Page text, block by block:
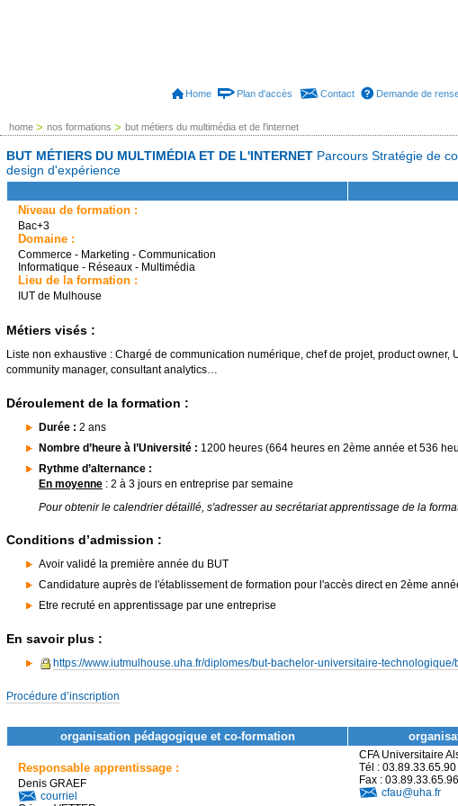
Home Plan d'accès Contact Demande de
home > nos formations > but métiers du multimédia et de l'internet
BUT MÉTIERS DU MULTIMÉDIA ET DE L'INTERNET Parcours Stratégie de
design d'expérience
Niveau de formation :
Bac+3
Domaine :
Commerce - Marketing - Communication
Informatique - Réseaux - Multimédia
Lieu de la formation :
IUT de Mulhouse
Métiers visés :
Liste non exhaustive : Chargé de communication numérique, chef de projet, product owner,
community manager, consultant analytics…
Déroulement de la formation :
Durée : 2 ans
Nombre d’heure à l’Université : 1200 heures (664 heures en 2ème année et 536
Rythme d’alternance :
En moyenne: 2 à 3 jours en entreprise par semaine
Pour obtenir le calendrier détaillé, s'adresser au secrétariat apprentissage de la
Conditions d’admission :
Avoir validé la première année du BUT
Candidature auprès de l'établissement de formation pour l'accès direct en 2ème
Etre recruté en apprentissage par une entreprise
En savoir plus :
https://www.iutmulhouse.uha.fr/diplomes/but-bachelor-universitaire-
Procédure d’inscription
organisation pédagogique et co-formation
Responsable apprentissage :
Denis GRAEF
courriel
CFA Universitaire
Tél : 03.89.33.65.90
Fax : 03.89.33.65.96
cfau@uha.fr